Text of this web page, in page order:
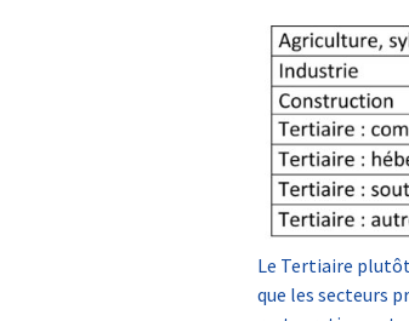
Le Tertiaire
que les secteurs